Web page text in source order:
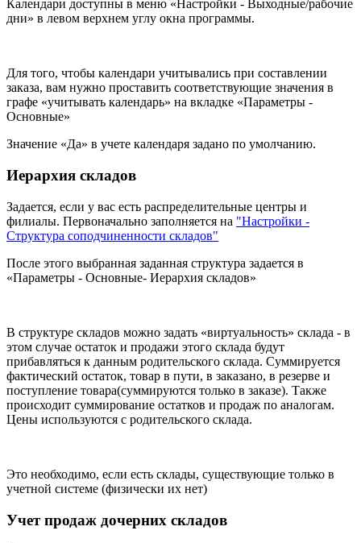
Календари доступны в меню «Настройки - Выходные/рабочие
дни» в левом верхнем углу окна программы.
Для того, чтобы календари учитывались при составлении
заказа, вам нужно проставить соответствующие значения в
графе «учитывать календарь» на вкладке «Параметры -
Основные»
Значение «Да» в учете календаря задано по умолчанию.
Иерархия складов
Задается, если у вас есть распределительные центры и
филиалы. Первоначально заполняется на "Настройки -
Структура соподчиненности складов"
После этого выбранная заданная структура задается в
«Параметры - Основные- Иерархия складов»
В структуре складов можно задать «виртуальность» склада - в
этом случае остаток и продажи этого склада будут
прибавляться к данным родительского склада. Суммируется
фактический остаток, товар в пути, в заказано, в резерве и
поступление товара(суммируются только в заказе). Также
происходит суммирование остатков и продаж по аналогам.
Цены используются с родительского склада.
Это необходимо, если есть склады, существующие только в
учетной системе (физически их нет)
Учет продаж дочерних складов